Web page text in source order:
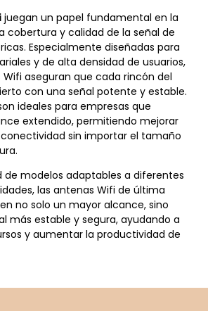
juegan un papel fundamental en la
cobertura y calidad de la señal de
Especialmente diseñadas para
y de alta densidad de usuarios,
aseguran que cada rincón del
con una señal potente y estable.
ideales para empresas que
extendido, permitiendo mejorar
sin importar el tamaño
de modelos adaptables a diferentes
las antenas Wifi de última
no solo un mayor alcance, sino
más estable y segura, ayudando a
y aumentar la productividad de